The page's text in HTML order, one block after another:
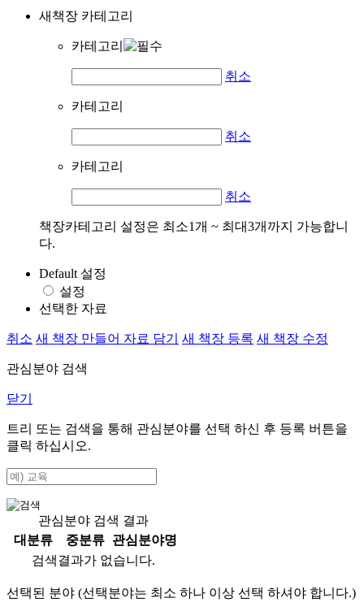
새책장 카테고리
카테고리
취소
카테고리
취소
카테고리
취소
책장카테고리 설정은 최소1개 ~ 최대3개까지 가능합니
다.
Default 설정
설정
선택한 자료
취소 새 책장 만들어 자료 담기 새 책장 등록 새 책장 수정
관심분야 검색
닫기
트리 또는 검색을 통해 관심분야를 선택 하신 후 등록 버튼을
클릭 하십시오.
관심분야 검색 결과
대분류
중분류
관심분야명
검색결과가 없습니다.
선택된 분야 (선택분야는 최소 하나 이상 선택 하셔야 합니다.)